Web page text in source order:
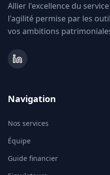
Allier l'excellence du
l'agilité permise par les
vos ambitions
Navigation
Nos services
Équipe
Guide financier